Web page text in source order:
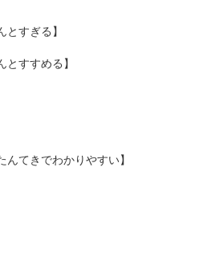
とすぎる】
とすすめる】
てきでわかりやすい】